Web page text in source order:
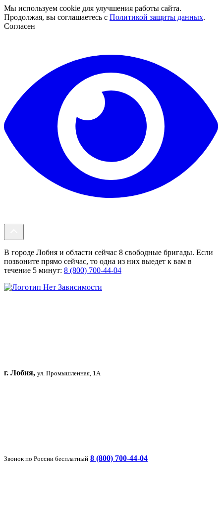
Мы используем cookie для улучшения работы сайта.
Продолжая, вы соглашаетесь с Политикой защиты данных.
Согласен
В городе Лобня и области сейчас 8 свободные бригады. Если
позвоните прямо сейчас, то одна из них выедет к вам в
течение 5 минут: 8 (800) 700-44-04
г. Лобня, ул. Промышленная, 1А
Звонок по России бесплатный 8 (800) 700-44-04